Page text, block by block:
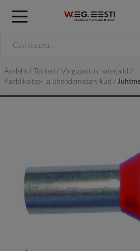
Avaleht Tooted
Võrgujaotusmaterjalid
Kaablikaitse- ja ühendamistarvikud
images
gallery